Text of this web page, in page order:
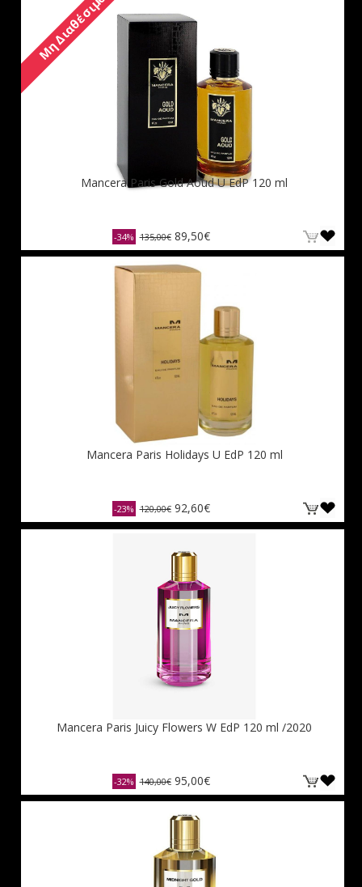
Μη Διαθέσιμο
Mancera Paris Gold Aoud U EdP 120 ml
-34% 135,00€ 89,50€
Mancera Paris Holidays U EdP 120 ml
-23% 120,00€ 92,60€
Mancera Paris Juicy Flowers W EdP 120 ml /2020
-32% 140,00€ 95,00€